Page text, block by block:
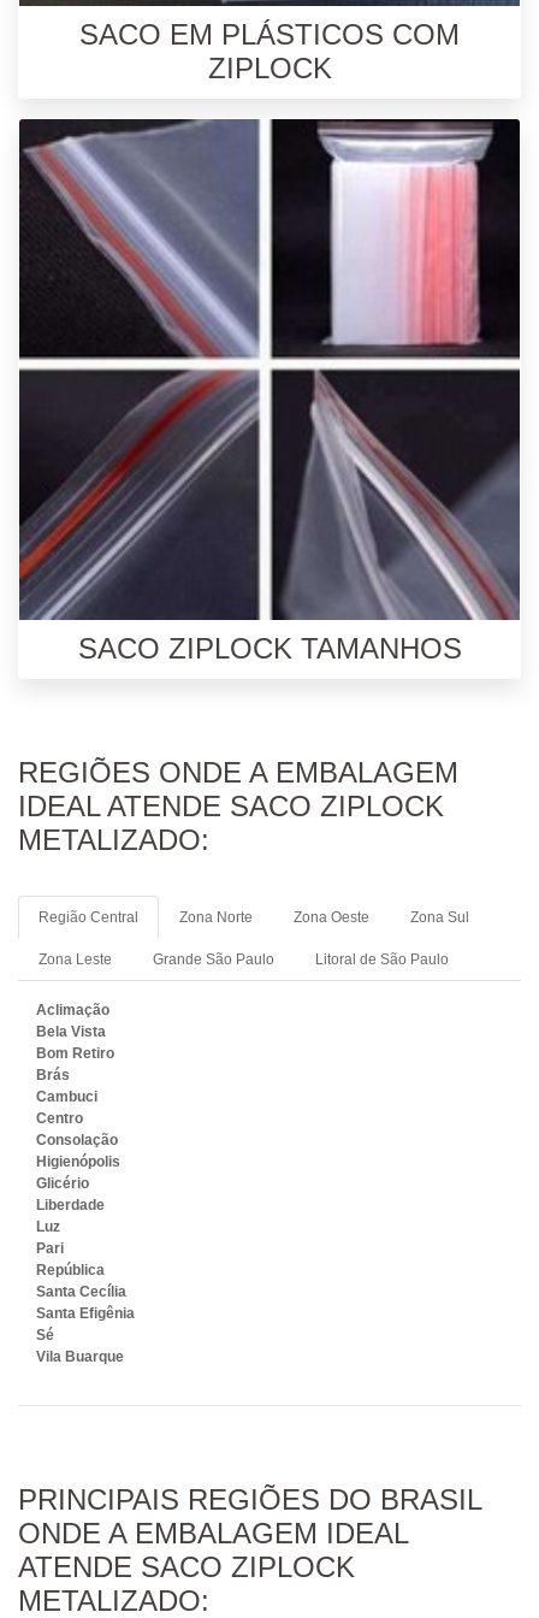
SACO EM PLÁSTICOS COM
ZIPLOCK
SACO ZIPLOCK TAMANHOS
REGIÕES ONDE A EMBALAGEM
IDEAL ATENDE SACO ZIPLOCK
METALIZADO:
Região Central Zona Norte Zona Oeste Zona Sul
Zona Leste Grande São Paulo Litoral de São Paulo
Aclimação
Bela Vista
Bom Retiro
Brás
Cambuci
Centro
Consolação
Higienópolis
Glicério
Liberdade
Luz
Pari
República
Santa Cecília
Santa Efigênia
Sé
Vila Buarque
PRINCIPAIS REGIÕES DO BRASIL
ONDE A EMBALAGEM IDEAL
ATENDE SACO ZIPLOCK
METALIZADO: